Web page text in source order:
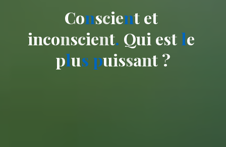
Conscient et
inconscient. Qui est le
plus puissant ?